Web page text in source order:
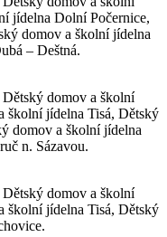
jídelna Dolní Počernice,
domov a školní jídelna
– Deštná.
domov a školní
školní jídelna Tisá, Dětský
domov a školní jídelna
n. Sázavou.
domov a školní
školní jídelna Tisá, Dětský